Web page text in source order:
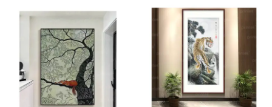
Tranh phong cảnh là dòng tranh trang trí được ưa
chuộng nhờ khả năng tái hiện vẻ đẹp của thiên nhiên,
tạo cảm giác thư thái, rộng mở và cân bằng cảm xúc. Từ
phong cảnh núi non, sông nước, làng quê đến cảnh
thiên nhiên trừu tượng, mỗi bức tranh không chỉ làm
đẹp không gian mà còn góp phần nâng tầm thẩm mỹ
tổng thể.